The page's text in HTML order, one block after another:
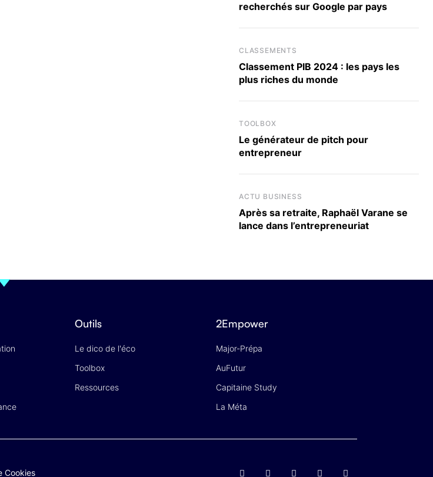
recherchés sur Google par pays
CLASSEMENTS
Classement PIB 2024 : les pays les
plus riches du monde
TOOLBOX
Le générateur de pitch pour
entrepreneur
ACTU BUSINESS
Après sa retraite, Raphaël Varane se
lance dans l’entrepreneuriat
Outils
Le dico de l'éco
Toolbox
Ressources
2Empower
Major-Prépa
AuFutur
Capitaine Study
La Méta
Cookies